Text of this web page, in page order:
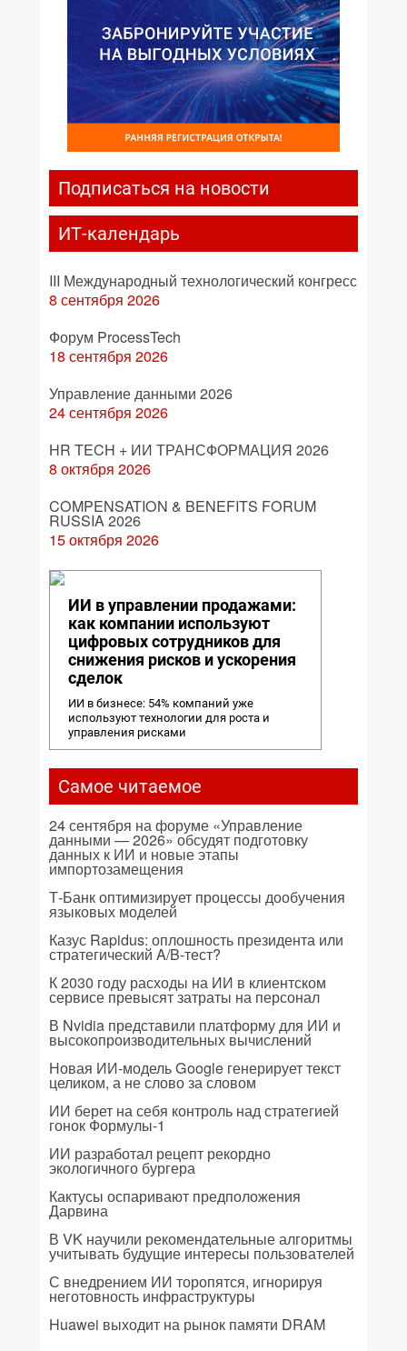
Подписаться на новости
ИТ-календарь
III Международный технологический конгресс
8 сентября 2026
Форум ProcessTech
18 сентября 2026
Управление данными 2026
24 сентября 2026
HR TECH + ИИ ТРАНСФОРМАЦИЯ 2026
8 октября 2026
COMPENSATION & BENEFITS FORUM
RUSSIA 2026
15 октября 2026
ИИ в управлении продажами:
как компании используют
цифровых сотрудников для
снижения рисков и ускорения
сделок
ИИ в бизнесе: 54% компаний уже
используют технологии для роста и
управления рисками
Самое читаемое
24 сентября на форуме «Управление
данными — 2026» обсудят подготовку
данных к ИИ и новые этапы
импортозамещения
Т-Банк оптимизирует процессы дообучения
языковых моделей
Казус Rapidus: оплошность президента или
стратегический A/B-тест?
К 2030 году расходы на ИИ в клиентском
сервисе превысят затраты на персонал
В Nvidia представили платформу для ИИ и
высокопроизводительных вычислений
Новая ИИ-модель Google генерирует текст
целиком, а не слово за словом
ИИ берет на себя контроль над стратегией
гонок Формулы-1
ИИ разработал рецепт рекордно
экологичного бургера
Кактусы оспаривают предположения
Дарвина
В VK научили рекомендательные алгоритмы
учитывать будущие интересы пользователей
С внедрением ИИ торопятся, игнорируя
неготовность инфраструктуры
Huawei выходит на рынок памяти DRAM